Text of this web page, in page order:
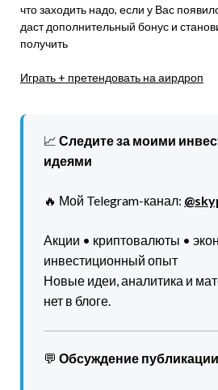
что заходить надо, если у Вас
даст дополнительный бонус и
получить
Играть + претендовать на аирдроп
📈 Следите за моими
идеями
🔥 Мой Telegram-канал:
Акции • криптовалюты •
инвестиционный опыт
Новые идеи, аналитика и
нет в блоге.
💬 Обсуждение публикации